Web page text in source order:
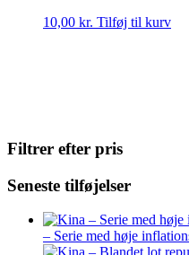
10,00 kr. Tilføj til kurv
Filtrer efter pris
Seneste tilføjelser
– Serie med høje